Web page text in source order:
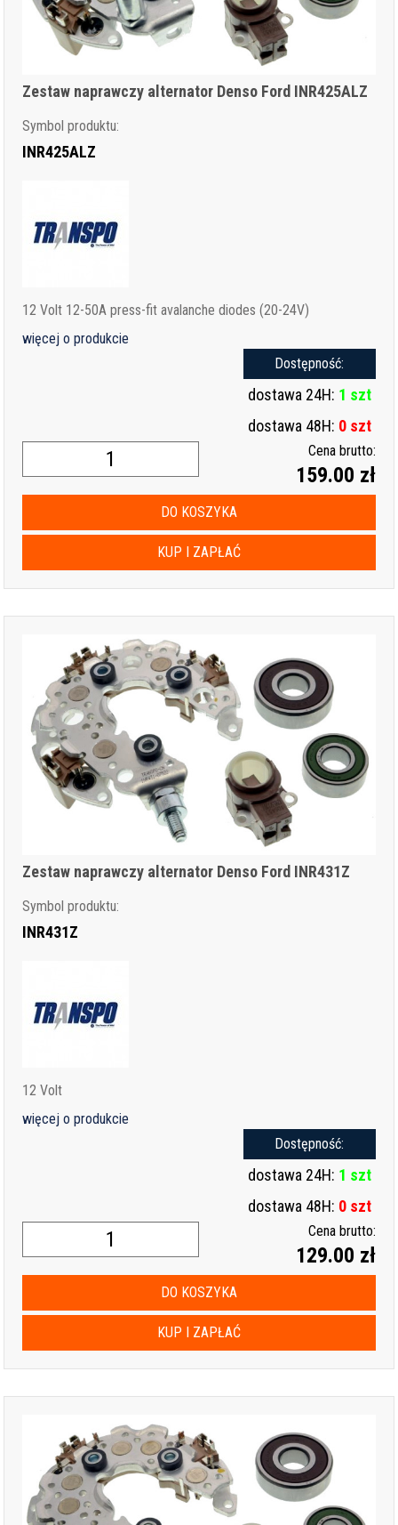
Zestaw naprawczy alternator Denso Ford INR425ALZ
Symbol produktu:
INR425ALZ
12 Volt 12-50A press-fit avalanche diodes (20-24V)
więcej o produkcie
Dostępność:
dostawa 24H: 1 szt
dostawa 48H: 0 szt
Cena brutto:
159.00 zł
DO KOSZYKA
KUP I ZAPŁAĆ
Zestaw naprawczy alternator Denso Ford INR431Z
Symbol produktu:
INR431Z
12 Volt
więcej o produkcie
Dostępność:
dostawa 24H: 1 szt
dostawa 48H: 0 szt
Cena brutto:
129.00 zł
DO KOSZYKA
KUP I ZAPŁAĆ